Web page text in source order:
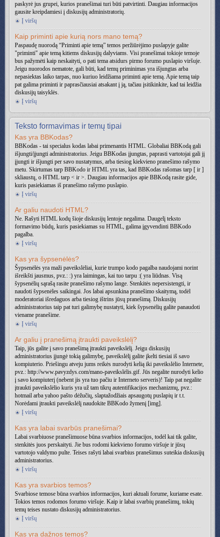
paskyrė jus grupei, kurios pranešimai turi būti patvirtinti. Daugiau informacijos
gausite kreipdamiesi į diskusijų administratorių.
Į viršų
Kaip priminti apie kurią nors mano temą?
Paspaudę nuorodą “Priminti apie temą” temos peržiūrėjimo puslapyje galite
"priminti" apie temą kitiems diskusijų dalyviams. Visi pranešimai tokioje temoje
bus pažymėti kaip neskaityti, o pati tema atsidurs pirmo forumo puslapio viršuje.
Jeigu nuorodos nematote, gali būti, kad temų priminimas yra išjungtas arba
nepasiektas laiko tarpas, nuo kuriuo leidžiama priminti apie temą. Apie temą taip
pat galima priminti ir paprasčiausiai atsakant į ją, tačiau įsitikinkite, kad tai leidžia
diskusijų taisyklės.
Į viršų
Teksto formavimas ir temų tipai
Kas yra BBKodas?
BBKodas - tai specialus kodas labai primenantis HTML. Globaliai BBKodą gali
išjungti/įjungti administratorius. Jeigu BBKodas įjungtas, paprasti vartotojai gali jį
įjungti ir išjungti per savo nustatymus, arba tiesiog kiekvieno pranešimo rašymo
metu. Skirtumas tarp BBKodo ir HTML yra tas, kad BBKodas rašomas tarp [ ir ]
skliaustų, o HTML tarp < ir >. Daugiau informacijos apie BBKodą rasite gide,
kuris pasiekiamas iš pranešimo rašymo puslapio.
Į viršų
Ar galiu naudoti HTML?
Ne. Rašyti HTML kodų šioje diskusijų lentoje negalima. Daugelį teksto
formavimo būdų, kuris pasiekiamas su HTML, galima įgyvendinti BBKodo
pagalba.
Į viršų
Kas yra šypsenėlės?
Šypsenėlės yra maži paveikslėliai, kurie trumpo kodo pagalba naudojami norint
išreikšti jausmus, pvz.: :) yra laimingas, kai tuo tarpu :( yra liūdnas. Visą
šypsenėlių sąrašą rasite pranešimo rašymo lange. Stenkitės nepersistengti, ir
naudoti šypsenėles saikingai. Jos labai apsunkina pranešimo skaitymą, todėl
moderatoriai išredaguos arba tiesiog ištrins jūsų pranešimą. Diskusijų
administratorius taip pat turi galimybę nustatyti, kiek šypsenėlių galite panaudoti
viename pranešime.
Į viršų
Ar galiu į pranešimą įtraukti paveikslėlį?
Taip, jūs galite į savo pranešimą įtraukti paveikslėlį. Jeigu diskusijų
administratorius įjungė tokią galimybę, paveikslėlį galite įkelti tiesiai iš savo
kompiuterio. Priešingu atveju jums reikės nurodyti kelią iki paveikslėlio Internete,
pvz.: http://www.pavyzdys.com/mano-paveikslėlis.gif. Jūs negalite nurodyti kelio
į savo kompiuterį (nebent jis yra tuo pačiu ir Interneto serveris)! Taip pat negalite
įtraukti paveikslėlio kuris yra už tam tikrų autentifikacijos mechanizmų, pvz.:
hotmail arba yahoo pašto dėžučių, slaptažodžiais apsaugotų puslapių ir t.t.
Norėdami įtraukti paveikslėlį naudokite BBKodo žymenį [img].
Į viršų
Kas yra labai svarbūs pranešimai?
Labai svarbiuose pranešimuose būna svarbios informacijos, todėl kai tik galite,
stenkitės juos perskaityti. Jie bus rodomi kiekvieno forumo viršuje ir jūsų
vartotojo valdymo pulte. Teises rašyti labai svarbius pranešimus suteikia diskusijų
administratorius.
Į viršų
Kas yra svarbios temos?
Svarbiose temose būna svarbios informacijos, kuri aktuali forume, kuriame esate.
Tokios temos rodomos forumo viršuje. Kaip ir labai svarbių pranešimų, tokių
temų teises nustato diskusijų administratorius.
Į viršų
Kas yra dažnos temos?